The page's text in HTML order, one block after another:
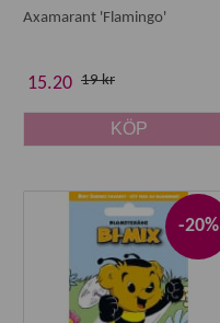
Axamarant 'Flamingo'
15.20 19 kr
KÖP
-20%